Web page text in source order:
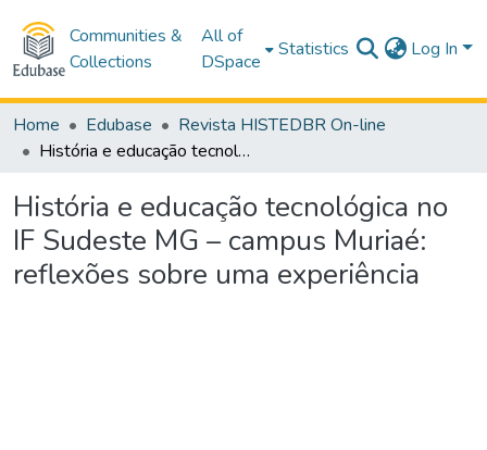
Communities &
Collections
All of
DSpace
Statistics Log In
Home Edubase
Revista HISTEDBR On-line
História e educação tecnológica no IF Sudeste MG – campus Muriaé: reflexões sobre uma experiência
História e educação tecnológica no
IF Sudeste MG – campus Muriaé:
reflexões sobre uma experiência